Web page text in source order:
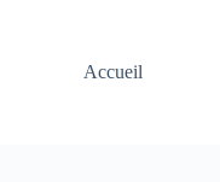
Accueil